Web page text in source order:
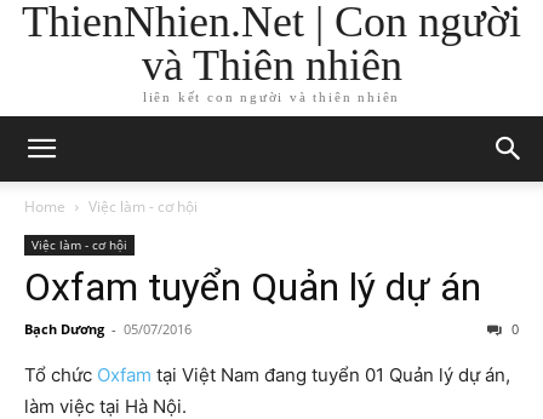
ThienNhien.Net | Con người
và Thiên nhiên
liên kết con người và thiên nhiên
Home Việc làm - cơ hội
Việc làm - cơ hội
Oxfam tuyển Quản lý dự án
Bạch Dương - 05/07/2016 0
Tổ chức Oxfam tại Việt Nam đang tuyển 01 Quản lý dự án,
làm việc tại Hà Nội.